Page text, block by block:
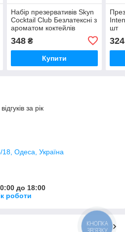
Набір презервативів Skyn
Cocktail Club Безлатексні з
ароматом коктейлів
348₴
Купити
шт
324
за рік
18, Одеса, Україна
до 18:00
роботи
КНОПКА
ЗВ'ЯЗКУ